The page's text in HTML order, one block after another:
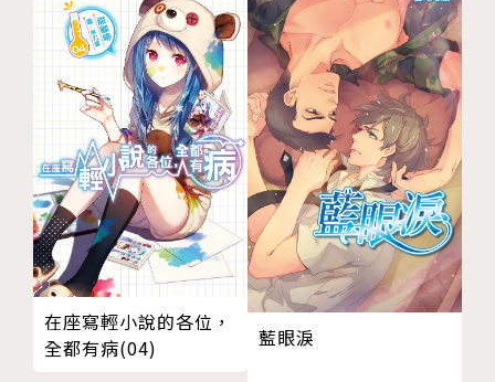
在座寫輕小說的各位，
全都有病(04)
藍眼淚